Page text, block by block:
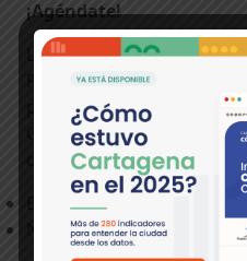
¡Agéndate!
La cita es este jueves
P.M. por la
periódico El Universal y la
Cómo Vamos. El evento
de la Alcaldía de
Evaluación de Calidad de
Noticia